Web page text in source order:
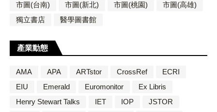
市圖(台南)
市圖(新北) 市圖(桃園)
市圖(高雄)
獨立書店
醫學圖書館
產業動態
AMA APA ARTstor CrossRef
ECRI
EIU
Emerald Euromonitor
Ex Libris
Henry Stewart Talks
IET IOP
JSTOR